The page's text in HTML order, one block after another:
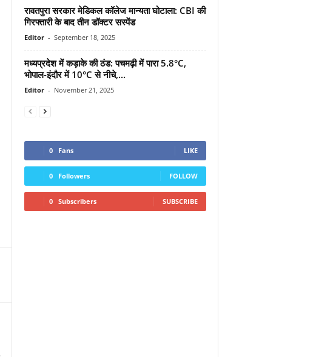
रावतपुरा सरकार मेडिकल कॉलेज मान्यता घोटाला: CBI की
गिरफ्तारी के बाद तीन डॉक्टर सस्पेंड
Editor - September 18, 2025
मध्यप्रदेश में कड़ाके की ठंड: पचमढ़ी में पारा 5.8°C,
भोपाल-इंदौर में 10°C से नीचे,...
Editor - November 21, 2025
0 Fans LIKE
0 Followers FOLLOW
0 Subscribers SUBSCRIBE